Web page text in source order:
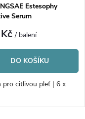
Estesophy
Serum
/ balení
DO KOŠÍKU
pro citlivou pleť | 6 x